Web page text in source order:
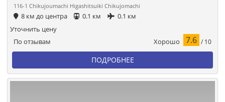
116-1 Chikujoumachi Higashitsuiki Chikujomachi
8 км до центра 0.1 км 0.1 км
По отзывам Хорошо 7.6 / 10
Уточнить цену
ПОДРОБНЕЕ